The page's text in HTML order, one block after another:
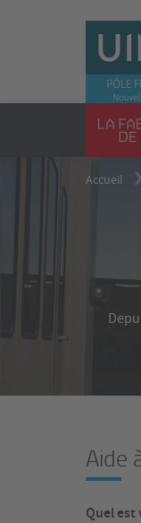
Accueil
Aide
Quel est